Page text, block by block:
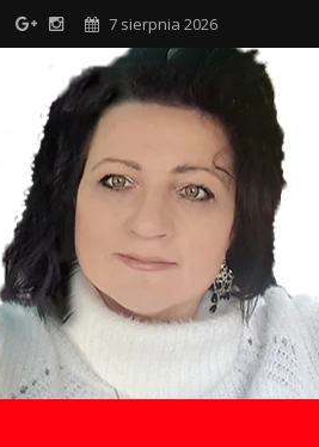
7 sierpnia 2026